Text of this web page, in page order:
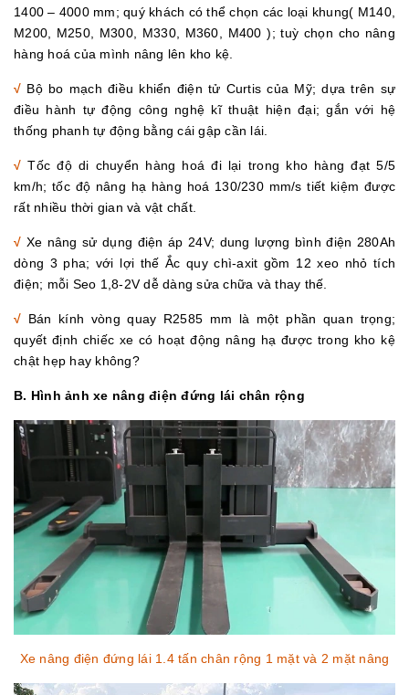
1400 – 4000 mm; quý khách có thể chọn các loại khung( M140,
M200, M250, M300, M330, M360, M400 ); tuỳ chọn cho nâng
hàng hoá của mình nâng lên kho kệ.
√ Bộ bo mạch điều khiển điện tử Curtis của Mỹ; dựa trên sự
điều hành tự động công nghệ kĩ thuật hiện đại; gắn với hệ
thống phanh tự động bằng cái gập cần lái.
√Tốc độ di chuyển hàng hoá đi lại trong kho hàng đạt 5/5
km/h; tốc độ nâng hạ hàng hoá 130/230 mm/s tiết kiệm được
rất nhiều thời gian và vật chất.
√ Xe nâng sử dụng điện áp 24V; dung lượng bình điện 280Ah
dòng 3 pha; với lợi thế Ắc quy chì-axit gồm 12 xeo nhỏ tích
điện; mỗi Seo 1,8-2V dễ dàng sửa chữa và thay thế.
√ Bán kính vòng quay R2585 mm là một phần quan trọng;
quyết định chiếc xe có hoạt động nâng hạ được trong kho kệ
chật hẹp hay không?
B. Hình ảnh xe nâng điện đứng lái chân rộng
Xe nâng điện đứng lái 1.4 tấn chân rộng 1 mặt và 2 mặt nâng